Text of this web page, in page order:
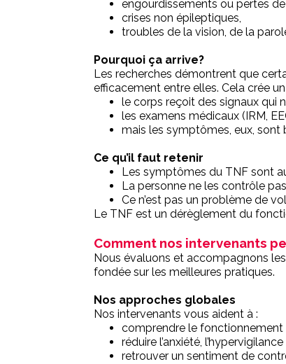
engourdissements ou pertes
crises non épileptiques,
troubles de la vision, de la
Pourquoi ça arrive?
Les recherches démontrent que
efficacement entre elles. Cela crée
le corps reçoit des signaux qui
les examens médicaux (IRM,
mais les symptômes, eux, sont
Ce qu’il faut retenir
Les symptômes du TNF sont
La personne ne les contrôle
Ce n’est pas un problème de
Le TNF est un dérèglement du
Comment nos intervenants
Nous évaluons et accompagnons
fondée sur les meilleures pratiques.
Nos approches globales
Nos intervenants vous aident à :
comprendre le fonctionnement
réduire l’anxiété,
retrouver un sentiment de